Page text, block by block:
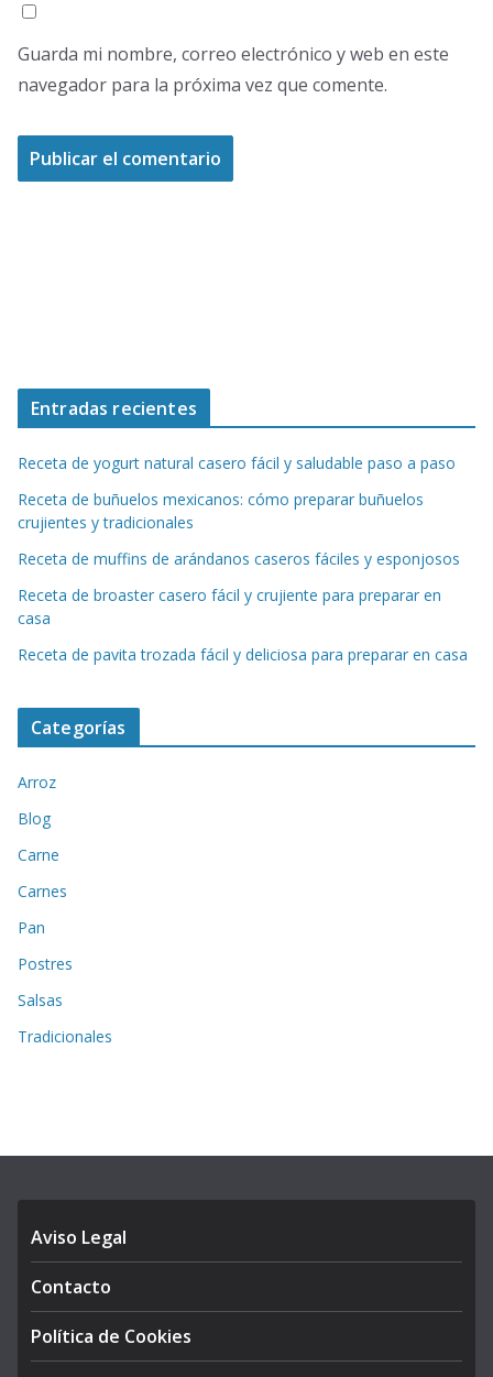
Guarda mi nombre, correo electrónico y web en este
navegador para la próxima vez que comente.
Entradas recientes
Receta de yogurt natural casero fácil y saludable paso a paso
Receta de buñuelos mexicanos: cómo preparar buñuelos
crujientes y tradicionales
Receta de muffins de arándanos caseros fáciles y esponjosos
Receta de broaster casero fácil y crujiente para preparar en
casa
Receta de pavita trozada fácil y deliciosa para preparar en casa
Categorías
Arroz
Blog
Carne
Carnes
Pan
Postres
Salsas
Tradicionales
Aviso Legal
Contacto
Política de Cookies